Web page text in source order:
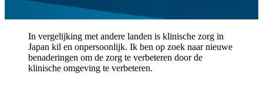
In vergelijking met andere landen is klinische zorg in
Japan kil en onpersoonlijk. Ik ben op zoek naar nieuwe
benaderingen om de zorg te verbeteren door de
klinische omgeving te verbeteren.